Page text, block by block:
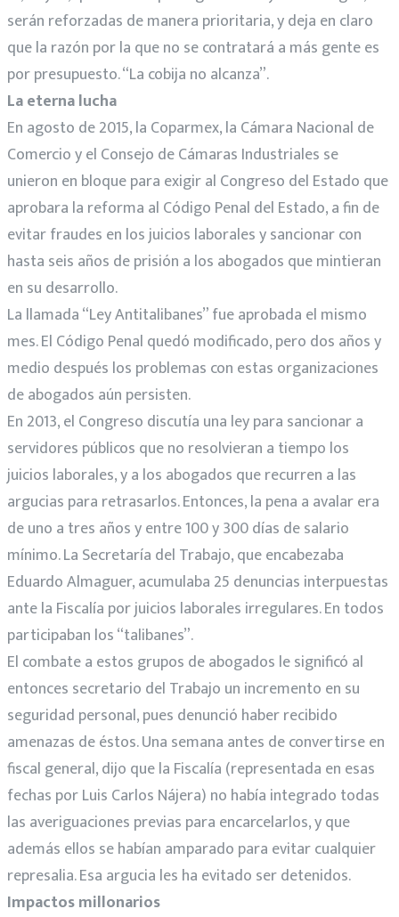
serán reforzadas de manera prioritaria, y deja en claro
que la razón por la que no se contratará a más gente es
por presupuesto. “La cobija no alcanza”.
La eterna lucha
En agosto de 2015, la Coparmex, la Cámara Nacional de
Comercio y el Consejo de Cámaras Industriales se
unieron en bloque para exigir al Congreso del Estado que
aprobara la reforma al Código Penal del Estado, a fin de
evitar fraudes en los juicios laborales y sancionar con
hasta seis años de prisión a los abogados que mintieran
en su desarrollo.
La llamada “Ley Antitalibanes” fue aprobada el mismo
mes. El Código Penal quedó modificado, pero dos años y
medio después los problemas con estas organizaciones
de abogados aún persisten.
En 2013, el Congreso discutía una ley para sancionar a
servidores públicos que no resolvieran a tiempo los
juicios laborales, y a los abogados que recurren a las
argucias para retrasarlos. Entonces, la pena a avalar era
de uno a tres años y entre 100 y 300 días de salario
mínimo. La Secretaría del Trabajo, que encabezaba
Eduardo Almaguer, acumulaba 25 denuncias interpuestas
ante la Fiscalía por juicios laborales irregulares. En todos
participaban los “talibanes”.
El combate a estos grupos de abogados le significó al
entonces secretario del Trabajo un incremento en su
seguridad personal, pues denunció haber recibido
amenazas de éstos. Una semana antes de convertirse en
fiscal general, dijo que la Fiscalía (representada en esas
fechas por Luis Carlos Nájera) no había integrado todas
las averiguaciones previas para encarcelarlos, y que
además ellos se habían amparado para evitar cualquier
represalia. Esa argucia les ha evitado ser detenidos.
Impactos millonarios